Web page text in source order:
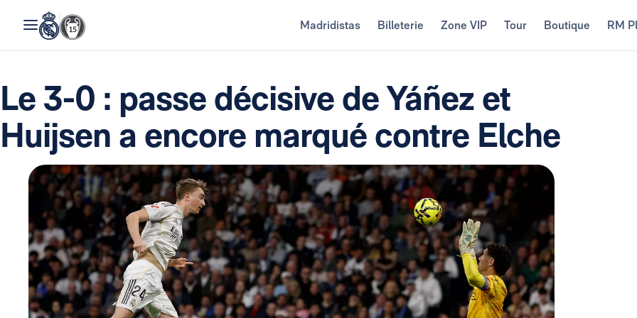
Madridistas Billeterie Zone VIP Tour Boutique RM
Le 3-0 : passe décisive de Yáñez et
Huijsen a encore marqué contre Elche